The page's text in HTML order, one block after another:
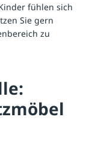
fühlen sich
Sie gern
zu